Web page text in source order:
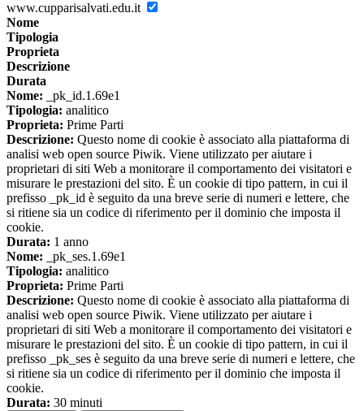
www.cupparisalvati.edu.it
Nome
Tipologia
Proprieta
Descrizione
Durata
Nome: _pk_id.1.69e1
Tipologia: analitico
Proprieta: Prime Parti
Descrizione: Questo nome di cookie è associato alla piattaforma di
analisi web open source Piwik. Viene utilizzato per aiutare i
proprietari di siti Web a monitorare il comportamento dei visitatori e
misurare le prestazioni del sito. È un cookie di tipo pattern, in cui il
prefisso _pk_id è seguito da una breve serie di numeri e lettere, che
si ritiene sia un codice di riferimento per il dominio che imposta il
cookie.
Durata: 1 anno
Nome: _pk_ses.1.69e1
Tipologia: analitico
Proprieta: Prime Parti
Descrizione: Questo nome di cookie è associato alla piattaforma di
analisi web open source Piwik. Viene utilizzato per aiutare i
proprietari di siti Web a monitorare il comportamento dei visitatori e
misurare le prestazioni del sito. È un cookie di tipo pattern, in cui il
prefisso _pk_ses è seguito da una breve serie di numeri e lettere, che
si ritiene sia un codice di riferimento per il dominio che imposta il
cookie.
Durata: 30 minuti